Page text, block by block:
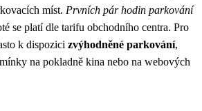
míst. Prvních pár hodin parkování
se platí dle tarifu obchodního centra. Pro
k dispozici zvýhodněné parkování,
na pokladně kina nebo na webových